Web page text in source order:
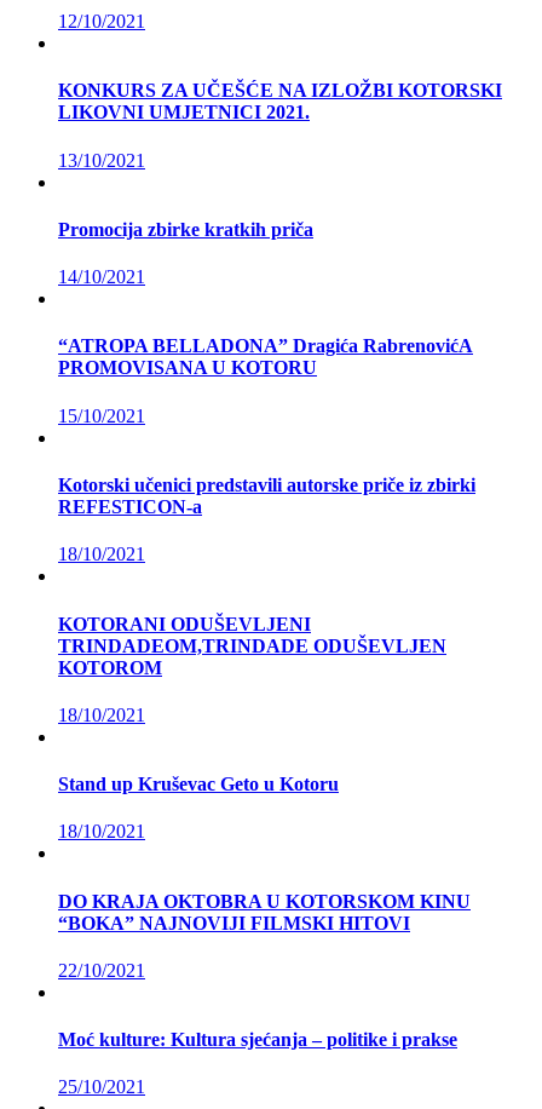
12/10/2021
KONKURS ZA UČEŠĆE NA IZLOŽBI KOTORSKI
LIKOVNI UMJETNICI 2021.
13/10/2021
Promocija zbirke kratkih priča
14/10/2021
“ATROPA BELLADONA” Dragića RabrenovićA
PROMOVISANA U KOTORU
15/10/2021
Kotorski učenici predstavili autorske priče iz zbirki
REFESTICON-a
18/10/2021
KOTORANI ODUŠEVLJENI
TRINDADEOM,TRINDADE ODUŠEVLJEN
KOTOROM
18/10/2021
Stand up Kruševac Geto u Kotoru
18/10/2021
DO KRAJA OKTOBRA U KOTORSKOM KINU
“BOKA” NAJNOVIJI FILMSKI HITOVI
22/10/2021
Moć kulture: Kultura sjećanja – politike i prakse
25/10/2021